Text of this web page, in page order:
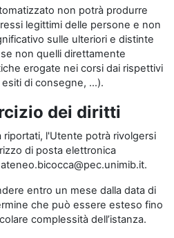
non potrà produrre
legittimi delle persone e non
sulle ulteriori e distinte
non quelli direttamente
erogate nei corsi dai rispettivi
di consegne, …).
dei diritti
riportati, l'Utente potrà rivolgersi
di posta elettronica
entro un mese dalla data di
che può essere esteso fino
complessità dell’istanza.